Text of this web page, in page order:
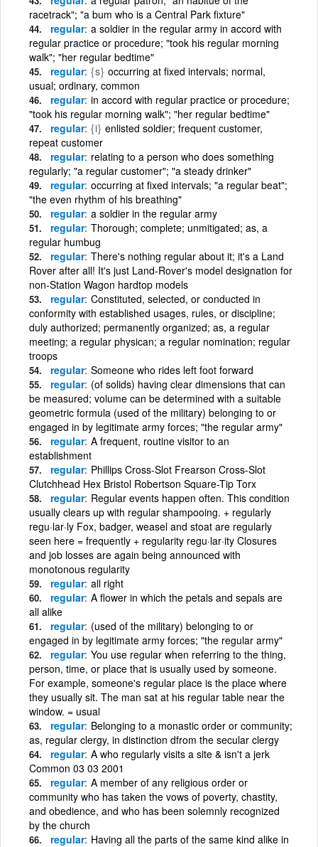
racetrack"; "a bum who is a Central Park fixture"
regular a soldier in the regular army in accord with
regular practice or procedure; "took his regular morning
walk"; "her regular bedtime"
regular {s} occurring at fixed intervals; normal,
usual; ordinary, common
regular in accord with regular practice or procedure;
"took his regular morning walk"; "her regular bedtime"
regular {i} enlisted soldier; frequent customer,
repeat customer
regular relating to a person who does something
regularly; "a regular customer"; "a steady drinker"
regular occurring at fixed intervals; "a regular beat";
"the even rhythm of his breathing"
regular a soldier in the regular army
regular Thorough; complete; unmitigated; as, a
regular humbug
regular There's nothing regular about it; it's a Land
Rover after all! It's just Land-Rover's model designation for
non-Station Wagon hardtop models
regular Constituted, selected, or conducted in
conformity with established usages, rules, or discipline;
duly authorized; permanently organized; as, a regular
meeting; a regular physican; a regular nomination; regular
troops
regular Someone who rides left foot forward
regular (of solids) having clear dimensions that can
be measured; volume can be determined with a suitable
geometric formula (used of the military) belonging to or
engaged in by legitimate army forces; "the regular army"
regular A frequent, routine visitor to an
establishment
regular Phillips Cross-Slot Frearson Cross-Slot
Clutchhead Hex Bristol Robertson Square-Tip Torx
regular Regular events happen often. This condition
usually clears up with regular shampooing. + regularly
regu·lar·ly Fox, badger, weasel and stoat are regularly
seen here = frequently + regularity regu·lar·ity Closures
and job losses are again being announced with
monotonous regularity
regular all right
regular A flower in which the petals and sepals are
all alike
regular (used of the military) belonging to or
engaged in by legitimate army forces; "the regular army"
regular You use regular when referring to the thing,
person, time, or place that is usually used by someone.
For example, someone's regular place is the place where
they usually sit. The man sat at his regular table near the
window. = usual
regular Belonging to a monastic order or community;
as, regular clergy, in distinction dfrom the secular clergy
regular A who regularly visits a site & isn't a jerk
Common 03 03 2001
regular A member of any religious order or
community who has taken the vows of poverty, chastity,
and obedience, and who has been solemnly recognized
by the church
regular Having all the parts of the same kind alike in